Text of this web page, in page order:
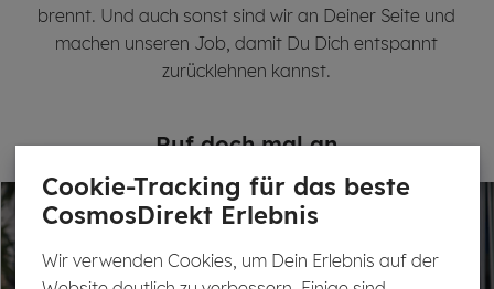
Cookie-Tracking für das beste
CosmosDirekt Erlebnis
Wir verwenden Cookies, um Dein Erlebnis auf der
brennt. Und auch sonst sind wir an Deiner Seite und
machen unseren Job, damit Du Dich entspannt
zurücklehnen kannst.
Ruf doch mal an